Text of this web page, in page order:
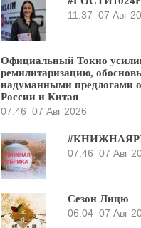
11:37 07 Авг
Официальный Токио
ремилитаризацию,
надуманными предлогами
России и Китая
07:46 07 Авг 2026
07:46 07 Авг
Сезон Лицю
06:04 07 Авг